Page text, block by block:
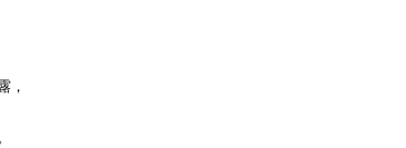
，